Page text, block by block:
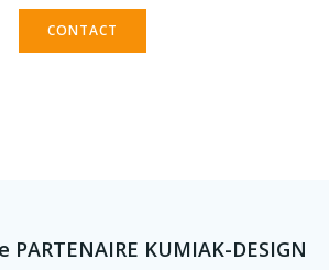
CONTACT
PARTENAIRE KUMIAK-DESIGN